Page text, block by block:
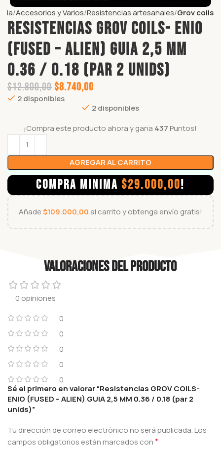
Accesorios y Varios Resistencias artesanales Grov coils
Resistencias GROV COILS- ENIO
(FUSED – ALIEN) GUIA 2,5 MM
0.36 / 0.18 (par 2 unids)
$12.800,00$8.740,00
2 disponibles
2 disponibles
¡Compra este producto ahora y gana 437 Puntos!
AGREGAR AL CARRITO
COMPRA MINIMA $29.000,00!
Añade$109.000,00 al carrito y obtenga envío gratis!
Valoraciones del producto
0 opiniones
0
0
0
0
0
Sé el primero en valorar “Resistencias GROV COILS-
ENIO (FUSED – ALIEN) GUIA 2,5 MM 0.36 / 0.18 (par 2
unids)”
Tu dirección de correo electrónico no será publicada.Los
campos obligatorios están marcados con*